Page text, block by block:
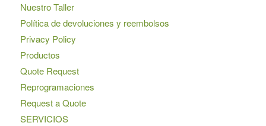
Nuestro Taller
Política de devoluciones y reembolsos
Privacy Policy
Productos
Quote Request
Reprogramaciones
Request a Quote
SERVICIOS